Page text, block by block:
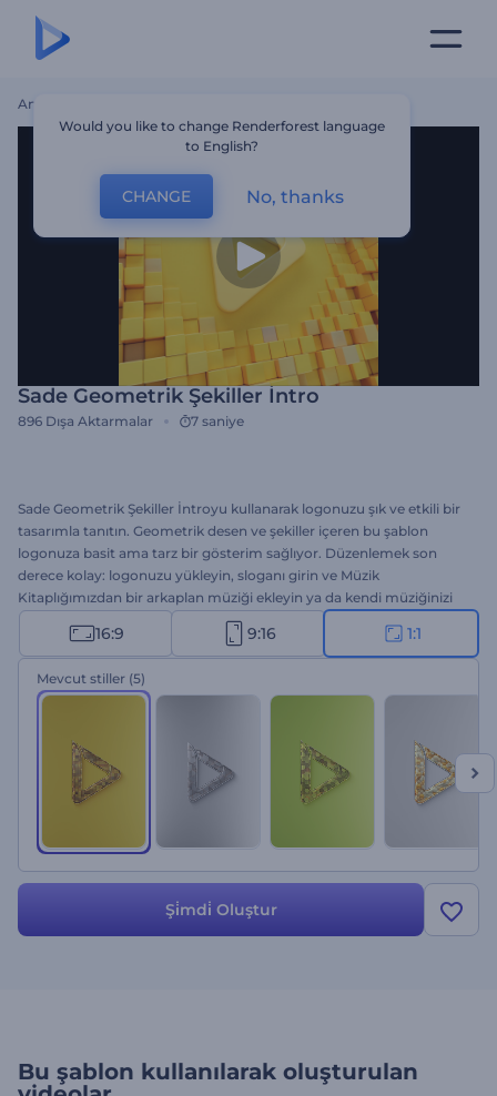
Ana Sayfa
Sade Geometrik Şekiller İntro
896 Dışa Aktarmalar 7 saniye
Sade Geometrik Şekiller İntroyu kullanarak logonuzu şık ve etkili bir
tasarımla tanıtın. Geometrik desen ve şekiller içeren bu şablon
logonuza basit ama tarz bir gösterim sağlıyor. Düzenlemek son
derece kolay: logonuzu yükleyin, sloganı girin ve Müzik
Kitaplığımızdan bir arkaplan müziği ekleyin ya da kendi müziğinizi
yükleyin. Ürün ve hizmet tanıtımları, kanal intro ve outroları, TV
reklamları, sunum girişleri vs. için mükemmel bir seçenek. Hemen
oluşturun ve markanıza level atlatın!
16:9 9:16 1:1
Mevcut stiller (5)
Şi̇mdi̇ Oluştur
Bu şablon kullanılarak oluşturulan
Would you like to change Renderforest language
to English?
CHANGE No, thanks